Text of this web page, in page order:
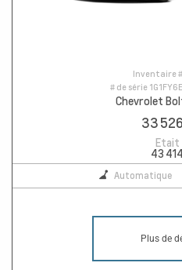
Inventaire #
# de série
Chevrolet
33
Etait
43
Automatique
Plus de